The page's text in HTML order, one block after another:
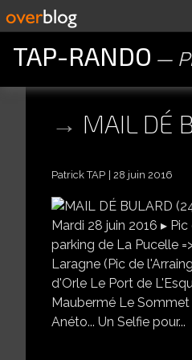
TAP-RANDO
MAIL DÉ
Patrick TAP 28 juin 2016
Mardi 28 juin 2016 ▸
parking de La Pucelle
Laragne (Pic de
d'Orle Le Port de
Maubermé Le Sommet
Anéto... Un Selfie pour...